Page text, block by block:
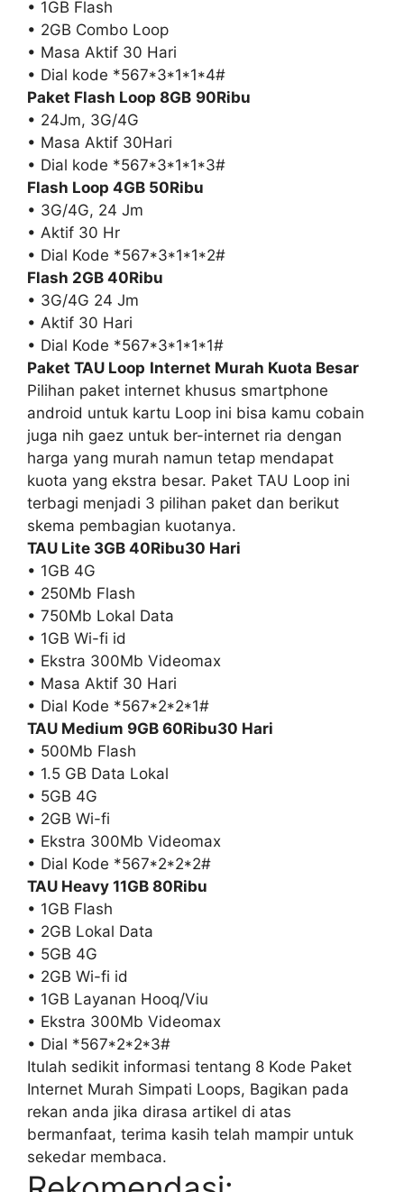
• 1GB Flash
• 2GB Combo Loop
• Masa Aktif 30 Hari
• Dial kode *567*3*1*1*4#
Paket Flash Loop 8GB 90Ribu
• 24Jm, 3G/4G
• Masa Aktif 30Hari
• Dial kode *567*3*1*1*3#
Flash Loop 4GB 50Ribu
• 3G/4G, 24 Jm
• Aktif 30 Hr
• Dial Kode *567*3*1*1*2#
Flash 2GB 40Ribu
• 3G/4G 24 Jm
• Aktif 30 Hari
• Dial Kode *567*3*1*1*1#
Paket TAU Loop Internet Murah Kuota Besar
Pilihan paket internet khusus smartphone
android untuk kartu Loop ini bisa kamu cobain
juga nih gaez untuk ber-internet ria dengan
harga yang murah namun tetap mendapat
kuota yang ekstra besar. Paket TAU Loop ini
terbagi menjadi 3 pilihan paket dan berikut
skema pembagian kuotanya.
TAU Lite 3GB 40Ribu30 Hari
• 1GB 4G
• 250Mb Flash
• 750Mb Lokal Data
• 1GB Wi-fi id
• Ekstra 300Mb Videomax
• Masa Aktif 30 Hari
• Dial Kode *567*2*2*1#
TAU Medium 9GB 60Ribu30 Hari
• 500Mb Flash
• 1.5 GB Data Lokal
• 5GB 4G
• 2GB Wi-fi
• Ekstra 300Mb Videomax
• Dial Kode *567*2*2*2#
TAU Heavy 11GB 80Ribu
• 1GB Flash
• 2GB Lokal Data
• 5GB 4G
• 2GB Wi-fi id
• 1GB Layanan Hooq/Viu
• Ekstra 300Mb Videomax
• Dial *567*2*2*3#
Itulah sedikit informasi tentang 8 Kode Paket
Internet Murah Simpati Loops, Bagikan pada
rekan anda jika dirasa artikel di atas
bermanfaat, terima kasih telah mampir untuk
sekedar membaca.